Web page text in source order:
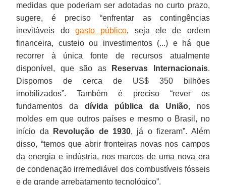
medidas que poderiam ser adotadas no curto prazo,
sugere, é preciso “enfrentar as contingências
inevitáveis do
gasto público, seja ele de ordem
financeira, custeio ou investimentos (...) e há que
recorrer à única fonte de recursos atualmente
disponível, que são as
Reservas Internacionais.
Dispomos de cerca de US$ 350 bilhões
imobilizados”. Também é preciso “rever os
fundamentos dadívida pública da União, nos
moldes em que outros países e mesmo o Brasil, no
início da
Revolução de 1930, já o fizeram”. Além
disso, “temos que abrir fronteiras novas nos campos
da energia e indústria, nos marcos de uma nova era
de condenação irremediável dos combustíveis fósseis
e de grande arrebatamento tecnológico”.